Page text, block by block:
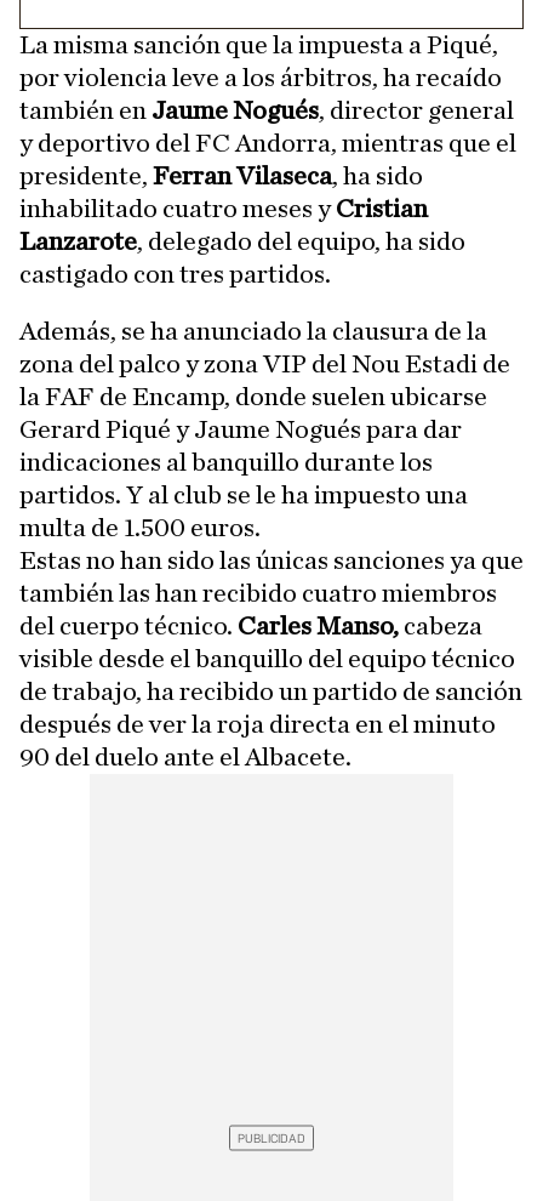
La misma sanción que la impuesta a Piqué,
por violencia leve a los árbitros, ha recaído
también en Jaume Nogués, director general
y deportivo del FC Andorra, mientras que el
presidente, Ferran Vilaseca, ha sido
inhabilitado cuatro meses yCristian
Lanzarote, delegado del equipo, ha sido
castigado con tres partidos.
Además, se ha anunciado la clausura de la
zona del palco y zona VIP del Nou Estadi de
la FAF de Encamp, donde suelen ubicarse
Gerard Piqué y Jaume Nogués para dar
indicaciones al banquillo durante los
partidos. Y al club se le ha impuesto una
multa de 1.500 euros.
Estas no han sido las únicas sanciones ya que
también las han recibido cuatro miembros
del cuerpo técnico. Carles Manso, cabeza
visible desde el banquillo del equipo técnico
de trabajo, ha recibido un partido de sanción
después de ver la roja directa en el minuto
90 del duelo ante el Albacete.